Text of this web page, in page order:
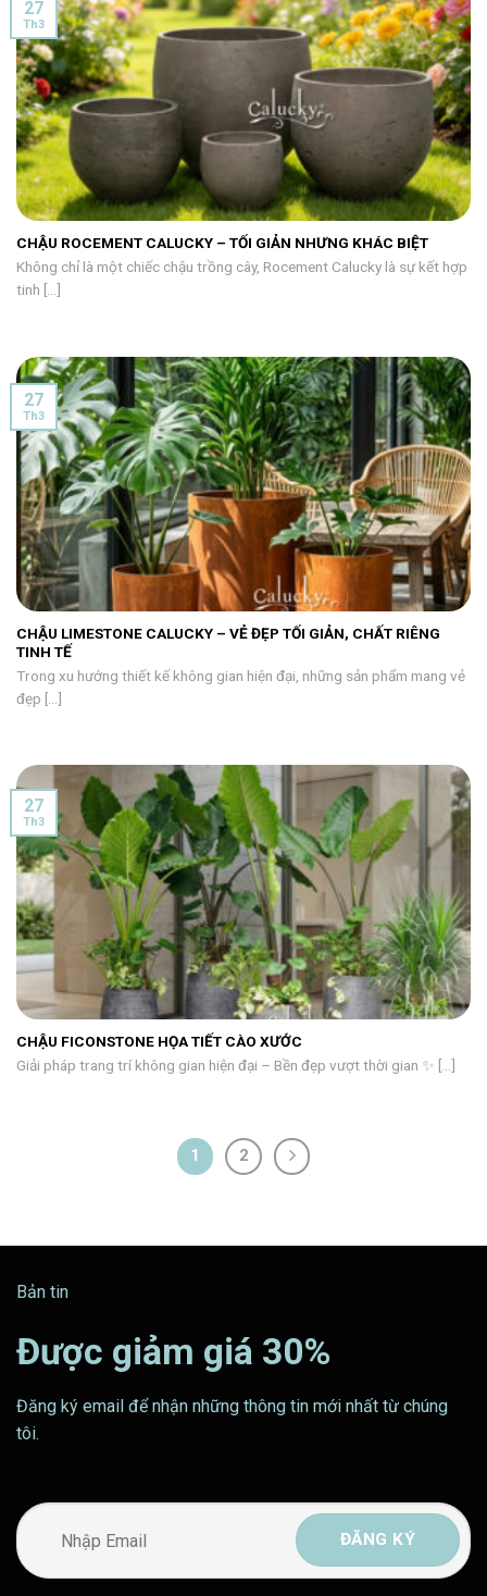
CHẬU ROCEMENT CALUCKY – TỐI GIẢN NHƯNG KHÁC BIỆT
Không chỉ là một chiếc chậu trồng cây, Rocement Calucky là sự kết hợp
tinh [...]
27
Th3
CHẬU LIMESTONE CALUCKY – VẺ ĐẸP TỐI GIẢN, CHẤT RIÊNG
TINH TẾ
Trong xu hướng thiết kế không gian hiện đại, những sản phẩm mang vẻ
đẹp [...]
27
Th3
CHẬU FICONSTONE HỌA TIẾT CÀO XƯỚC
Giải pháp trang trí không gian hiện đại – Bền đẹp vượt thời gian ✨ [...]
27
Th3
1 2
Bản tin
Được giảm giá 30%
Đăng ký email để nhận những thông tin mới nhất từ chúng
tôi.